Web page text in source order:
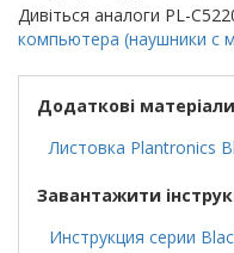
Дивіться аналоги PL-
компьютера (наушники с
Додаткові матеріали
Листовка Plantronics
Завантажити
Инструкция серии